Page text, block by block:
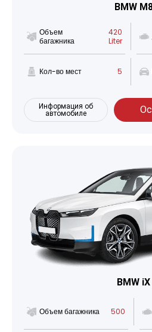
BMW
Объем
багажника
420
Liter
Кол-во мест 5
Информация об
автомобиле
BMW iX
Объем багажника 500